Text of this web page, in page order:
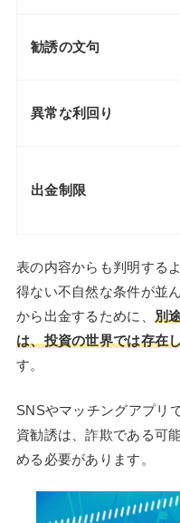
勧誘の文句
異常な利回り
出金制限
表の内容からも判明する
得ない不自然な条件が並
から出金するために、 別
は、投資の世界では存在
す。
SNSやマッチングアプリ
資勧誘は、詐欺である可
める必要があります。